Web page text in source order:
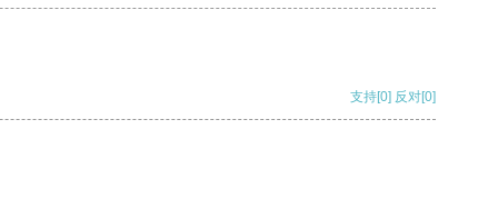
支持[0] 反对[0]